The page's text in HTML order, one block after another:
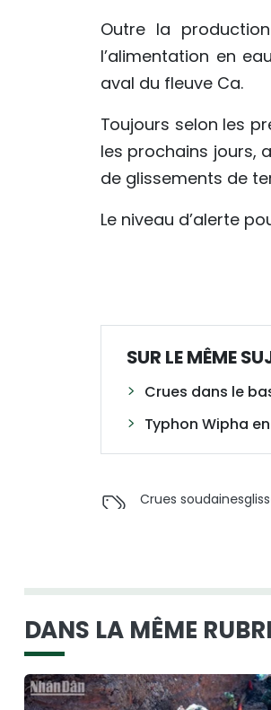
Outre la
l’alimentation en
aval du fleuve Ca.
Toujours selon les
les prochains jours,
de glissements de
Le niveau d’alerte
SUR LE MÊME
Crues dans le
Typhon Wipha
Crues soudaines
DANS LA MÊME